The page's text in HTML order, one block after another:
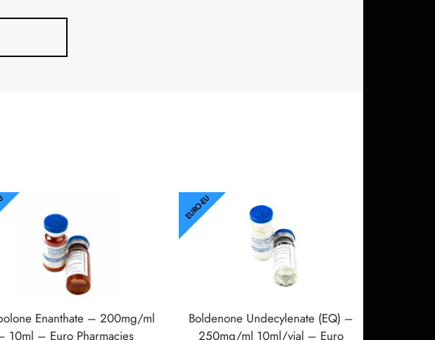
Enanthate – 200mg/ml
10ml – Euro Pharmacies
EURO-EU
Boldenone Undecylenate (EQ) –
250mg/ml 10ml/vial – Euro